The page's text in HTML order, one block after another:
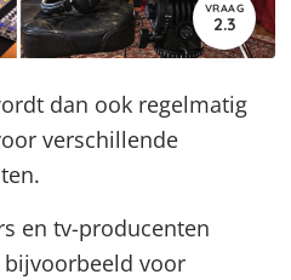
VRAAG
2.3
dan ook regelmatig
verschillende
en tv-producenten
voor